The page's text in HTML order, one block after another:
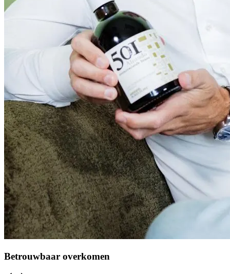
Betrouwbaar overkomen